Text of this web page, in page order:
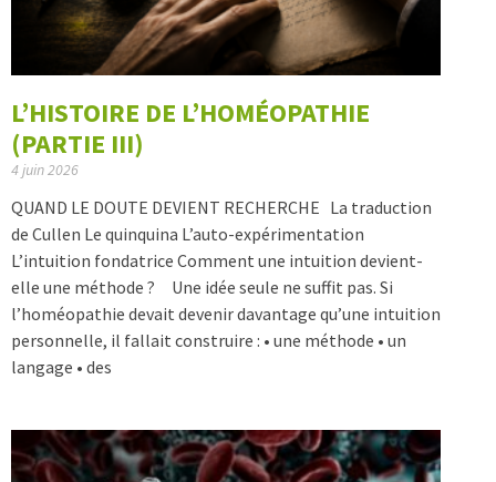
L’HISTOIRE DE L’HOMÉOPATHIE
(PARTIE III)
4 juin 2026
QUAND LE DOUTE DEVIENT RECHERCHE La traduction
de Cullen Le quinquina L’auto-expérimentation
L’intuition fondatrice Comment une intuition devient-
elle une méthode ? Une idée seule ne suffit pas. Si
l’homéopathie devait devenir davantage qu’une intuition
personnelle, il fallait construire : • une méthode • un
langage • des